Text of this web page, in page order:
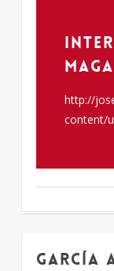
http://
content/
García
1